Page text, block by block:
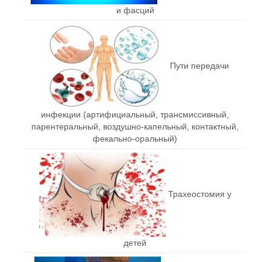
и фасций
Пути передачи
инфекции (артифициальный, трансмиссивный,
парентеральный, воздушно-капельный, контактный,
фекально-оральный)
Трахеостомия у
детей